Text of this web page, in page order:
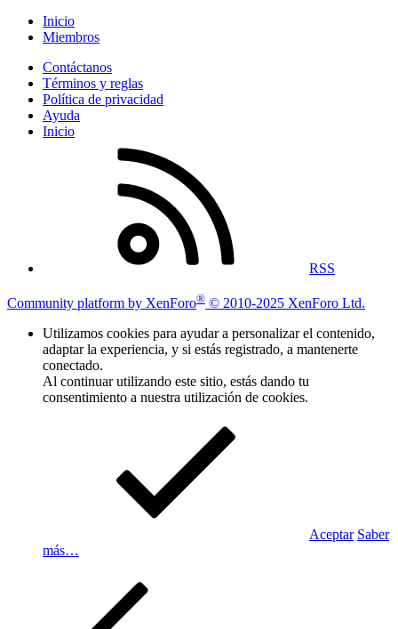
Inicio
Miembros
Contáctanos
Términos y reglas
Política de privacidad
Ayuda
Inicio
RSS
Community platform by XenForo® © 2010-2025 XenForo Ltd.
Utilizamos cookies para ayudar a personalizar el contenido,
adaptar la experiencia, y si estás registrado, a mantenerte
conectado.
Al continuar utilizando este sitio, estás dando tu
consentimiento a nuestra utilización de cookies.
Aceptar Saber
más…